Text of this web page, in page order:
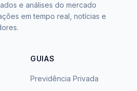
e análises do mercado
em tempo real, notícias e
GUIAS
Previdência Privada